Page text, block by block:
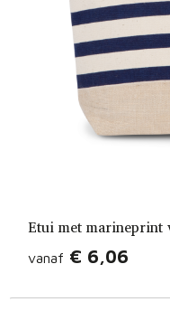
Etui met marineprint
vanaf € 6,06